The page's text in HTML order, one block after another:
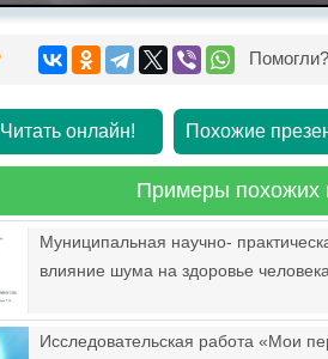
Читать онлайн! Похожие
Примеры похожих
Муниципальная научно-
влияние шума на здоровье человека
Исследовательская работа «Мои